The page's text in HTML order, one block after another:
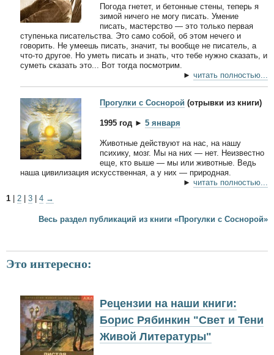
Погода гнетет, и бетонные стены, теперь я
зимой ничего не могу писать. Умение
писать, мастерство — это только первая
ступенька писательства. Это само собой, об этом нечего и
говорить. Не умеешь писать, значит, ты вообще не писатель, а
что-то другое. Но уметь писать и знать, что тебе нужно сказать, и
суметь сказать это... Вот тогда посмотрим.
► читать полностью...
Прогулки с Соснорой (отрывки из книги)
1995 год ► 5 января
Животные действуют на нас, на нашу
психику, мозг. Мы на них — нет. Неизвестно
еще, кто выше — мы или животные. Ведь
наша цивилизация искусственная, а у них — природная.
► читать полностью...
1
2 3 4 →
Весь раздел публикаций из книги «Прогулки с Соснорой»
Это интересно:
Рецензии на наши книги:
Борис Рябинкин "Свет и Тени
Живой Литературы"